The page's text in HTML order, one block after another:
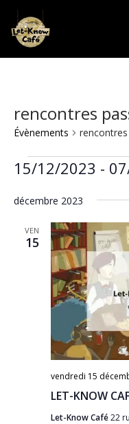
Aller
au
rencontres
Évènements
15/12/2023 -
une
date.
décembre 2023
VEN
15
LET-KNOW
vendredi 15
Let-Know Café22